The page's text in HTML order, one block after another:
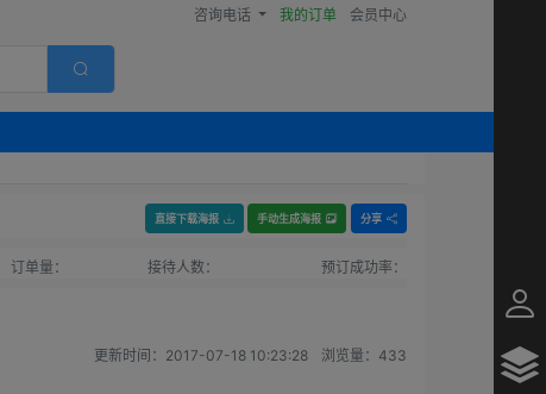
咨询电话 我的订单 会员中心
直接下载海报 手动生成海报 分享
订单量： 接待人数： 预订成功率：
更新时间： 2017-07-18 10:23:28 浏览量： 433